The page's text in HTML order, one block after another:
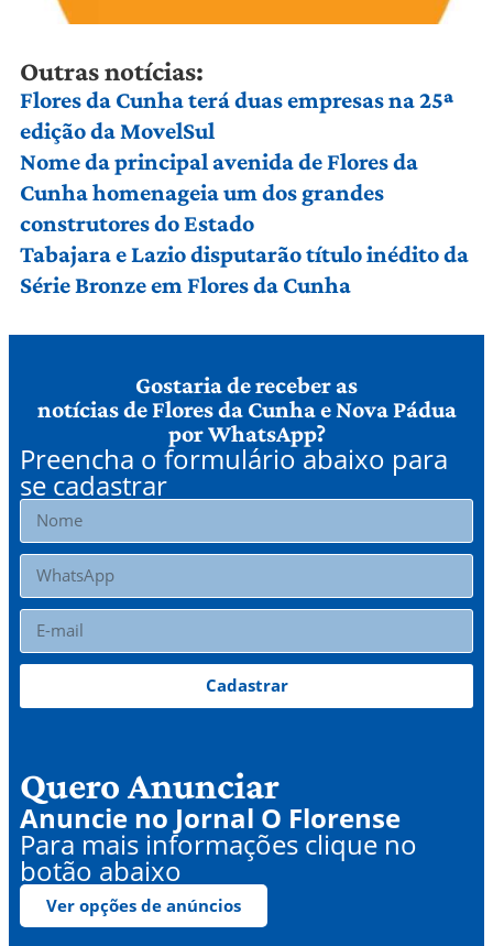
Outras notícias:
Flores da Cunha terá duas empresas na 25ª
edição da MovelSul
Nome da principal avenida de Flores da
Cunha homenageia um dos grandes
construtores do Estado
Tabajara e Lazio disputarão título inédito da
Série Bronze em Flores da Cunha
Gostaria de receber as
notícias de Flores da Cunha e Nova Pádua
por WhatsApp?
Preencha o formulário abaixo para
se cadastrar
Cadastrar
Quero Anunciar
Anuncie no Jornal O Florense
Para mais informações clique no
botão abaixo
Ver opções de anúncios